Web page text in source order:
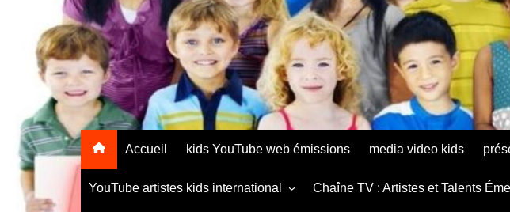
Accueil kids YouTube web émissions media video kids
YouTube artistes kids international Chaîne TV : Artistes et Talents